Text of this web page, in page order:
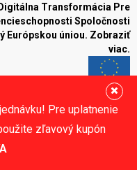
Pre uplatnenie
zľavový kupón
Transformácia Pre
Spoločnosti
Európskou úniou. Zobraziť
viac.
eshopu